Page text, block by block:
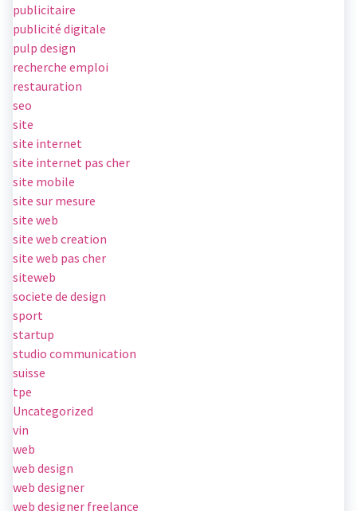
publicitaire
publicité digitale
pulp design
recherche emploi
restauration
seo
site
site internet
site internet pas cher
site mobile
site sur mesure
site web
site web creation
site web pas cher
siteweb
societe de design
sport
startup
studio communication
suisse
tpe
Uncategorized
vin
web
web design
web designer
web designer freelance